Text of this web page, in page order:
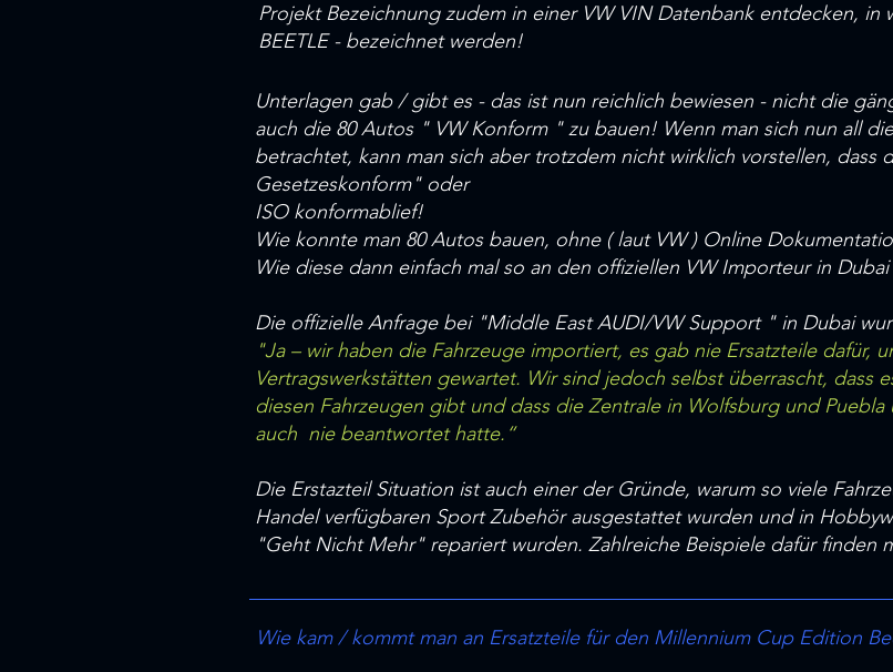
Projekt Bezeichnung zudem in einer VW VIN Datenbank entdecken, in
BEETLE - bezeichnet werden!
Unterlagen gab / gibt es - das ist nun reichlich bewiesen - nicht die
auch die 80 Autos " VW Konform " zu bauen! Wenn man sich nun all
betrachtet, kann man sich aber trotzdem nicht wirklich vorstellen, dass
Gesetzeskonform" oder
ISO konformablief!
Wie konnte man 80 Autos bauen, ohne ( laut VW ) Online
Wie diese dann einfach mal so an den offiziellen VW Importeur in
Die offizielle Anfrage bei "Middle East AUDI/VW Support " in Dubai
"Ja – wir haben die Fahrzeuge importiert, es gab nie Ersatzteile dafür,
Vertragswerkstätten gewartet. Wir sind jedoch selbst überrascht, dass
diesen Fahrzeugen gibt und dass die Zentrale in Wolfsburg und
auch nie beantwortet hatte.“
Die Erstazteil Situation ist auch einer der Gründe, warum so viele
Handel verfügbaren Sport Zubehör ausgestattet wurden und in
"Geht Nicht Mehr" repariert wurden. Zahlreiche Beispiele dafür finden
Wie kam / kommt man an Ersatzteile für den Millennium Cup Edition